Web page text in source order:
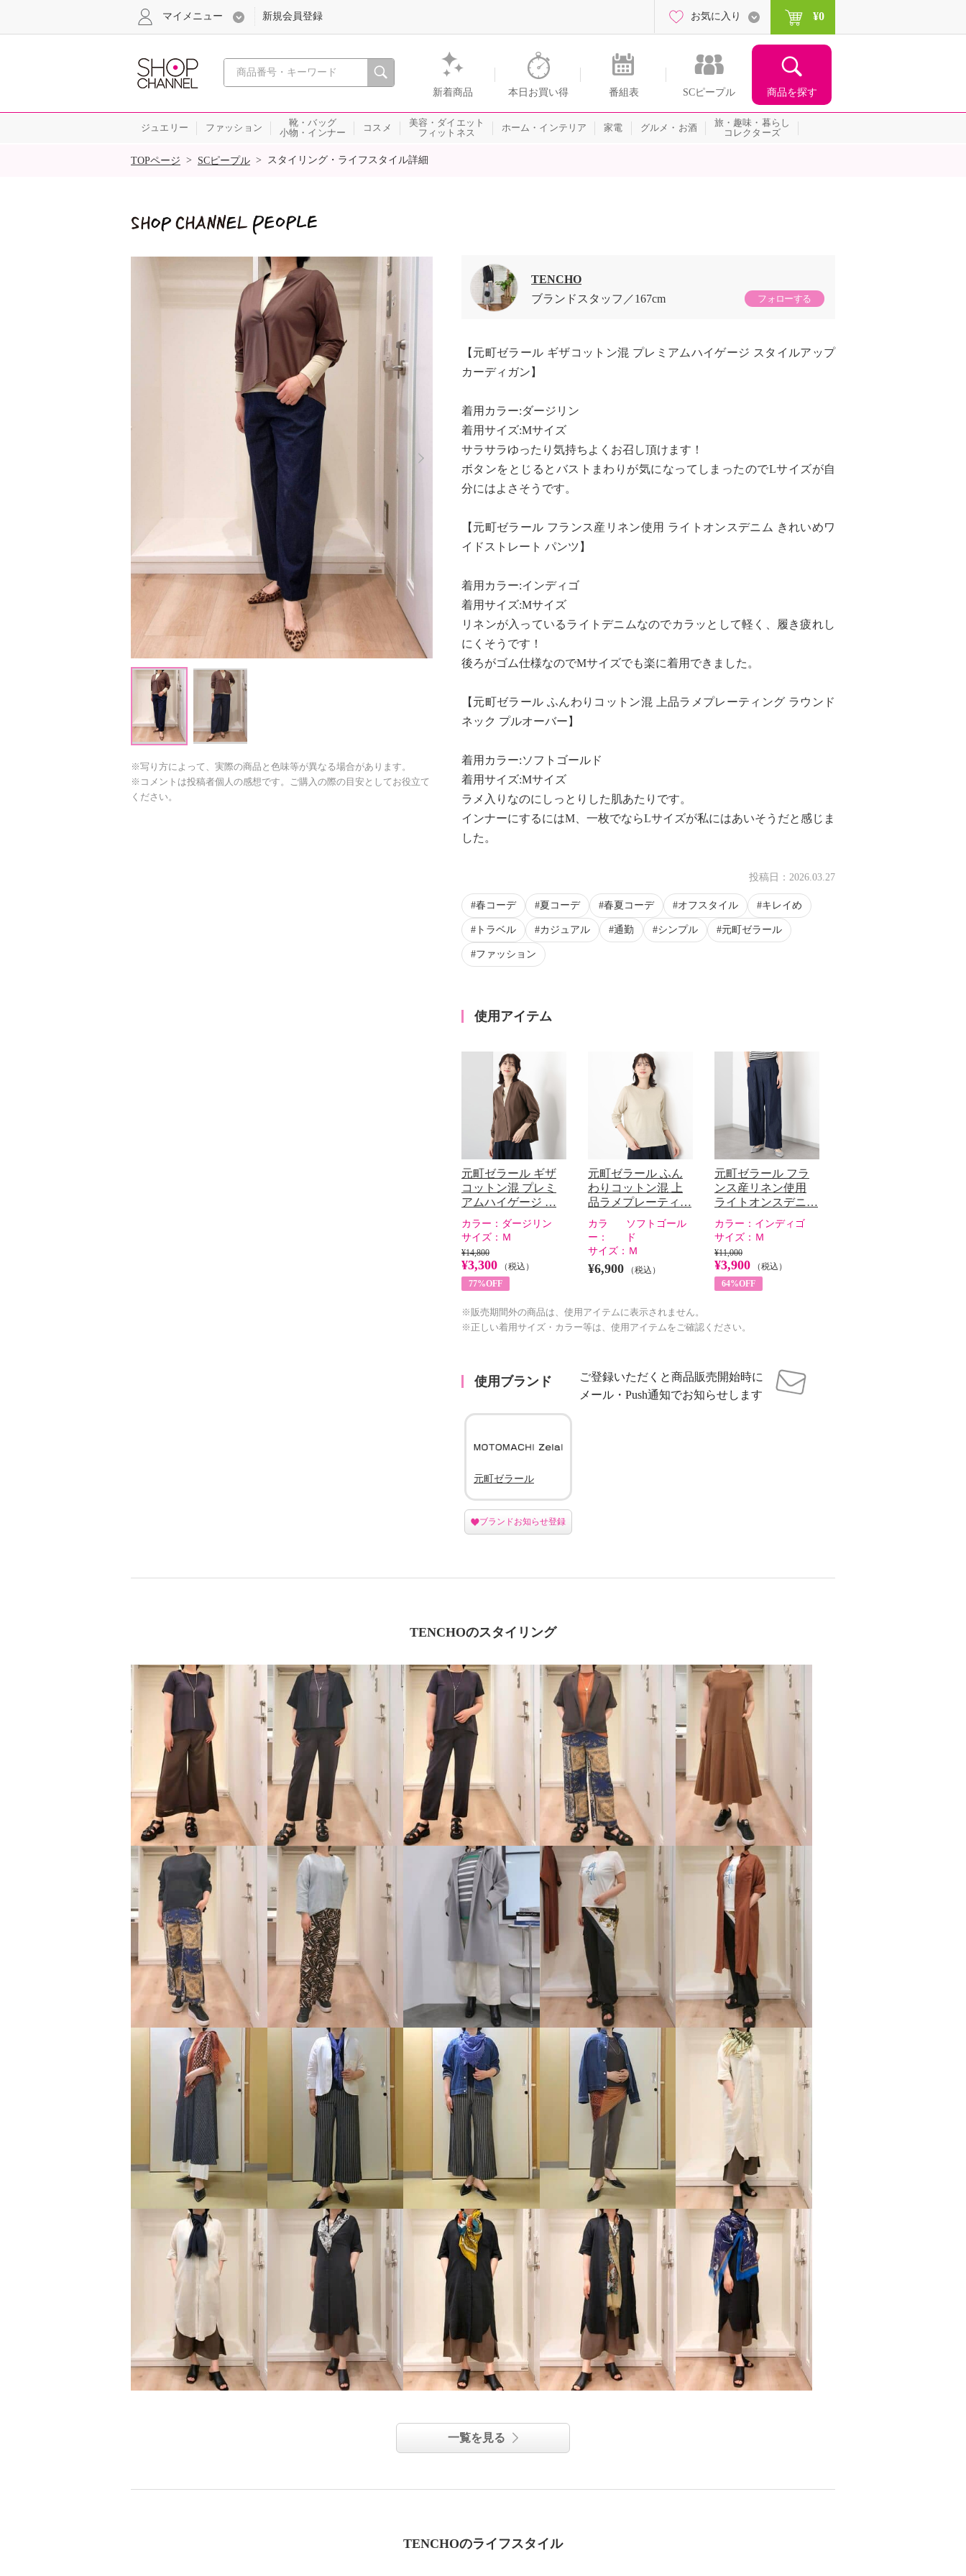
心おどる、瞬間を。通販・テレビショッピングのショップチャンネル
新着商品 本日お買い得 番組表 SCピープル 商品を探す
マイメニュー 新規会員登録 お気に入り ¥0
ジュエリー ファッション
靴・バッグ
小物・インナー
コスメ
美容・ダイエット
フィットネス
ホーム・インテリア 家電 グルメ・お酒
旅・趣味・暮らし
コレクターズ
SALE
TOPページ > SCピープル > スタイリング・ライフスタイル詳細
Next
※写り方によって、実際の商品と色味等が異なる場合があります。
※コメントは投稿者個人の感想です。ご購入の際の目安としてお役立て
ください。
TENCHO
ブランドスタッフ
167cm フォローする
【元町ゼラール ギザコットン混 プレミアムハイゲージ スタイルアップ
カーディガン】
着用カラー:ダージリン
着用サイズ:Mサイズ
サラサラゆったり気持ちよくお召し頂けます！
ボタンをとじるとバストまわりが気になってしまったのでLサイズが自
分にはよさそうです。
【元町ゼラール フランス産リネン使用 ライトオンスデニム きれいめワ
イドストレート パンツ】
着用カラー:インディゴ
着用サイズ:Mサイズ
リネンが入っているライトデニムなのでカラッとして軽く、履き疲れし
にくそうです！
後ろがゴム仕様なのでMサイズでも楽に着用できました。
【元町ゼラール ふんわりコットン混 上品ラメプレーティング ラウンド
ネック プルオーバー】
着用カラー:ソフトゴールド
着用サイズ:Mサイズ
ラメ入りなのにしっとりした肌あたりです。
インナーにするにはM、一枚でならLサイズが私にはあいそうだと感じま
した。
投稿日： 2026.03.27
春コーデ 夏コーデ 春夏コーデ オフスタイル キレイめ
トラベル カジュアル 通勤 シンプル 元町ゼラール
ファッション
使用アイテム
元町ゼラール ギザ
コットン混 プレミ
アムハイゲージ …
カラー： ダージリン
サイズ： Ｍ
¥14,800
¥3,300
（税込）
77%OFF
元町ゼラール ふん
わりコットン混 上
品ラメプレーティ…
カラ
ー：
ソフトゴール
ド
サイズ： Ｍ
¥6,900 （税込）
元町ゼラール フラ
ンス産リネン使用
ライトオンスデニ…
カラー： インディゴ
サイズ： Ｍ
¥11,000
¥3,900
（税込）
64%OFF
※販売期間外の商品は、使用アイテムに表示されません。
※正しい着用サイズ・カラー等は、使用アイテムをご確認ください。
使用ブランド
ご登録いただくと商品販売開始時に
メール・Push通知でお知らせします
元町ゼラール
ブランドお知らせ登録
TENCHOのスタイリング
一覧を見る
TENCHOのライフスタイル